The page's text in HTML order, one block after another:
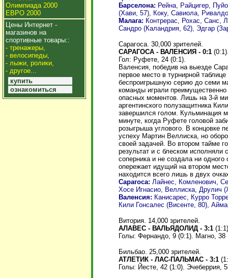
Олимпиада 2000
ЕВРО 2000
Цены Интернет -
магазинов на
спортивные товары::
- тренажеры,
- велосипеды,
- лыжи, ролики,
- другое...
купить
ознакомиться
Барселона: Рейна, Райцигер,
(Хави, 57), Коку, Савиола,
Малага: Контрерас, Рохас, Санс,
Сандро (Каландрия, 62), Эдгар
Сарагоса. 30,000 зрителей.
САРАГОСА - ВАЛЕНСИЯ - 0:1
Гол: Руфете, 24 (0:1).
Валенсия, победив на выезде
первое место в турнирной
беспроигрышную серию до семи
команды играли
опасных моментов. Лишь на 3-й
аргентинского полузащитника
завершился голом. Кульминация
минуте, когда Руфете головой
розыгрыша углового. В концовке
успеху Мартин Веллиска, но
своей задачей. Во втором тайме
результат и с блеском исполняли
соперника и не создала ни
опережает идущий на втором
находится всего лишь в двух
Сарагоса: Лайнес, Комленович,
Хосе Игнасио, Веллиска,
Валенсия: Канисарес, Курро
Кили Гонсалес (Висенте, 80),
Витория. 14,000 зрителей.
АЛАВЕС - ВАЛЬЯДОЛИД - 3:1
Голы: Фернандо, 9 (0:1). Магно, 38
Бильбао. 25,000 зрителей.
АТЛЕТИК - ЛАС-ПАЛЬМАС - 3:1
Голы: Йесте, 42 (1:0). Эчеберрия,